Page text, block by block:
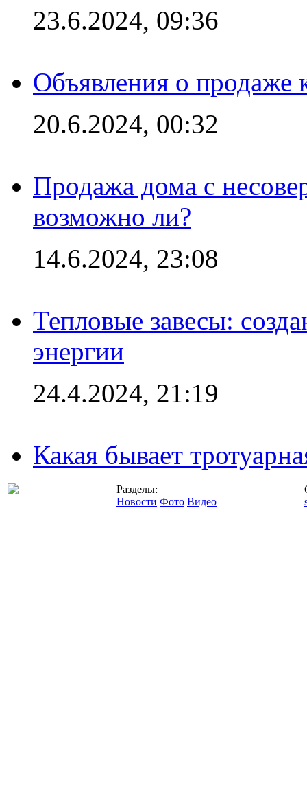
23.6.2024, 09:36
Объявления о продаже
20.6.2024, 00:32
Продажа дома с
возможно ли?
14.6.2024, 23:08
Тепловые завесы:
энергии
24.4.2024, 21:19
Какая бывает
Разделы:
Новости Фото Видео